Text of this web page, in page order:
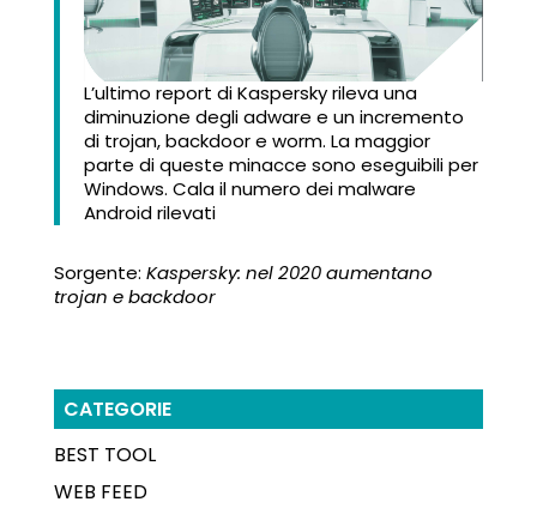
L’ultimo report di Kaspersky rileva una
diminuzione degli adware e un incremento
di trojan, backdoor e worm. La maggior
parte di queste minacce sono eseguibili per
Windows. Cala il numero dei malware
Android rilevati
Sorgente: Kaspersky: nel 2020 aumentano
trojan e backdoor
CATEGORIE
BEST TOOL
WEB FEED